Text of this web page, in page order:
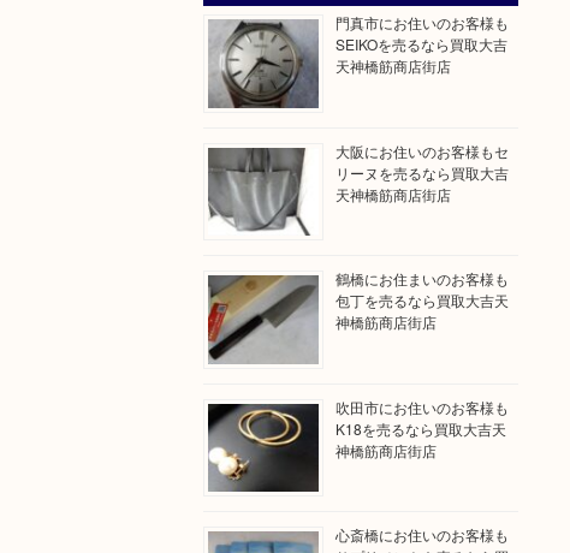
門真市にお住いのお客様も
SEIKOを売るなら買取大吉
天神橋筋商店街店
大阪にお住いのお客様もセ
リーヌを売るなら買取大吉
天神橋筋商店街店
鶴橋にお住まいのお客様も
包丁を売るなら買取大吉天
神橋筋商店街店
吹田市にお住いのお客様も
K18を売るなら買取大吉天
神橋筋商店街店
心斎橋にお住いのお客様も